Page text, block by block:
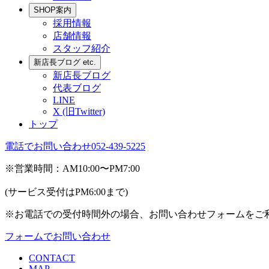
SHOP案内
採用情報
店舗情報
スタッフ紹介
新店長ブログ etc.
新店長ブログ
代表ブログ
LINE
X (旧Twitter)
トップ
電話でお問い合わせ052-439-5225
※営業時間：AM10:00〜PM7:00
(サービス受付はPM6:00まで)
※お電話での受付時間外の場合、お問い合わせフォームをご
フォームでお問い合わせ
CONTACT